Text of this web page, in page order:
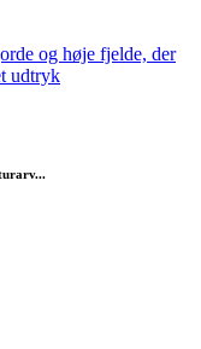
og høje fjelde, der
udtryk